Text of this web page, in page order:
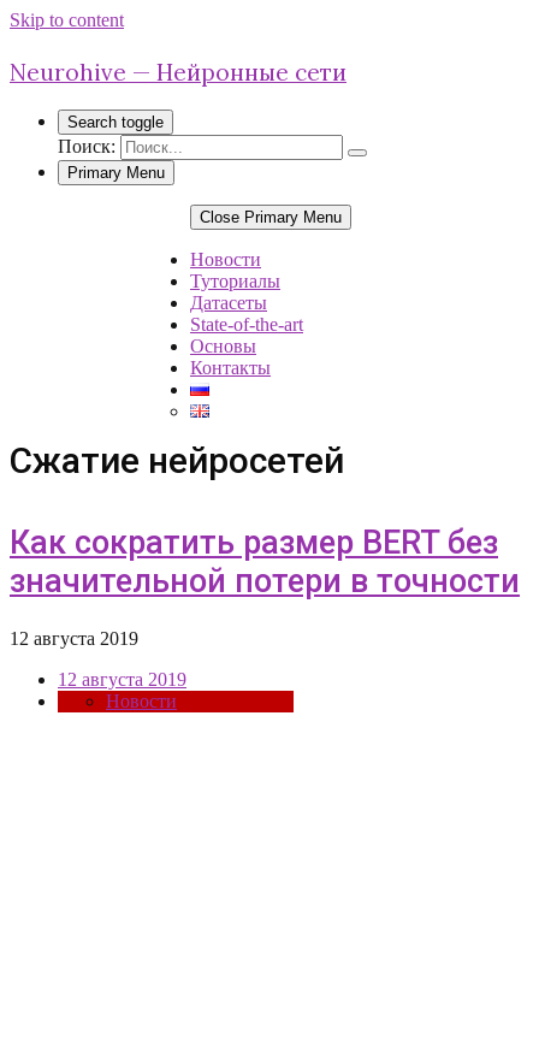
Skip to content
Neurohive — Нейронные сети
Search toggle
Поиск:
Primary Menu
Close Primary Menu
Новости
Туториалы
Датасеты
State-of-the-art
Основы
Контакты
Сжатие нейросетей
Как сократить размер BERT без
значительной потери в точности
12 августа 2019
12 августа 2019
Новости